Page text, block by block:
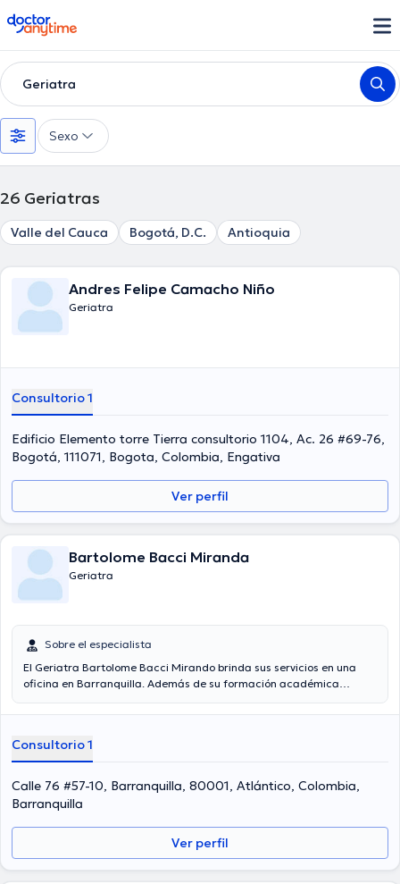
doctoranytime
Geriatra
Sexo
26 Geriatras
Valle del Cauca Bogotá, D.C. Antioquia
Andres Felipe Camacho Niño
Geriatra
Consultorio 1
Edificio Elemento torre Tierra consultorio 1104, Ac. 26 #69-76,
Bogotá, 111071, Bogota, Colombia, Engativa
Ver perfil
Bartolome Bacci Miranda
Geriatra
Sobre el especialista
El Geriatra Bartolome Bacci Mirando brinda sus servicios en una
oficina en Barranquilla. Además de su formación académica
de especialidad. El médico posee años de experiencia laboral en su
de diversas asociaciones médicas. Bartolome Bacci Mirando ha
participado en considerables conferencias con la finalidad de tener
una formación continua en su ámbito de especialización y ha
difundido importantes comunicados. Español son los lenguajes
operados por el profesional de la salud.
Consultorio 1
Calle 76 #57-10, Barranquilla, 80001, Atlántico, Colombia,
Barranquilla
Ver perfil